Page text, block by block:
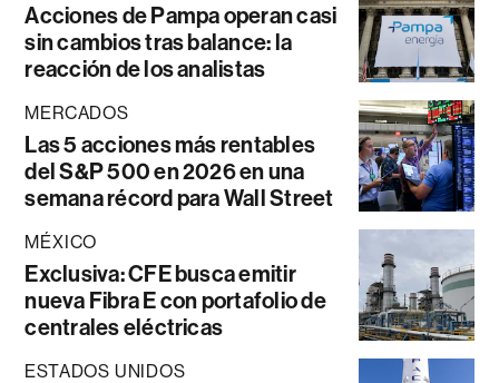
Acciones de Pampa operan casi
sin cambios tras balance: la
reacción de los analistas
MERCADOS
Las 5 acciones más rentables
del S&P 500 en 2026 en una
semana récord para Wall Street
MÉXICO
Exclusiva: CFE busca emitir
nueva Fibra E con portafolio de
centrales eléctricas
ESTADOS UNIDOS